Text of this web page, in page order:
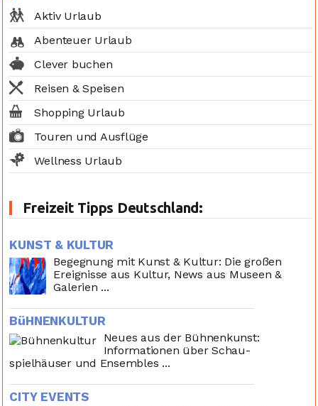
Aktiv Urlaub
Abenteuer Urlaub
Clever buchen
Reisen & Speisen
Shopping Urlaub
Touren und Ausflüge
Wellness Urlaub
Freizeit Tipps Deutschland:
KUNST & KULTUR
Begegnung mit Kunst & Kultur: Die großen
Ereignisse aus Kultur, News aus Museen &
Galerien ...
BüHNENKULTUR
Neues aus der Bühnenkunst:
Informationen über Schau-
spielhäuser und Ensembles ...
CITY EVENTS